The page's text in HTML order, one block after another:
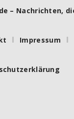
– Nachrichten,
Impressum